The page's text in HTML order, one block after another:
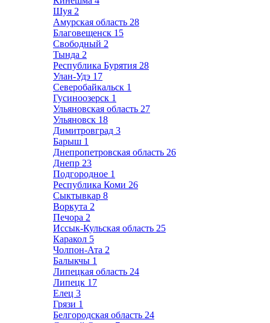
Шуя 2
Амурская область 28
Благовещенск 15
Свободный 2
Тында 2
Республика Бурятия 28
Улан-Удэ 17
Северобайкальск 1
Гусиноозерск 1
Ульяновская область 27
Ульяновск 18
Димитровград 3
Барыш 1
Днепропетровская область 26
Днепр 23
Подгородное 1
Республика Коми 26
Сыктывкар 8
Воркута 2
Печора 2
Иссык-Кульская область 25
Каракол 5
Чолпон-Ата 2
Балыкчы 1
Липецкая область 24
Липецк 17
Елец 3
Грязи 1
Белгородская область 24